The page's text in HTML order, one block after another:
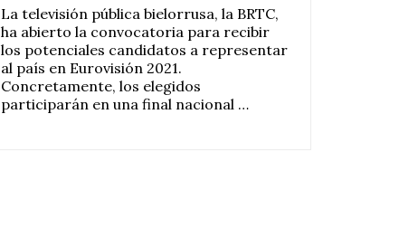
La televisión pública bielorrusa, la BRTC,
ha abierto la convocatoria para recibir
los potenciales candidatos a representar
al país en Eurovisión 2021.
Concretamente, los elegidos
participarán en una final nacional …